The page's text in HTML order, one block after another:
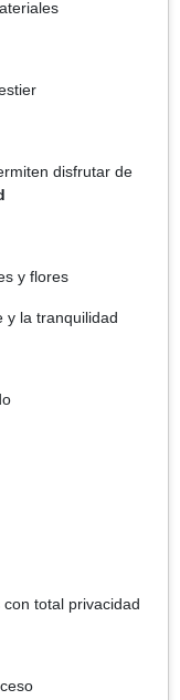
disfrutar de
y flores
y la tranquilidad
total privacidad